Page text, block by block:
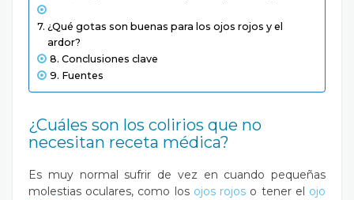
¿Qué gotas son buenas para los ojos rojos y el
ardor?
Conclusiones clave
Fuentes
¿Cuáles son los colirios que no
necesitan receta médica?
Es muy normal sufrir de vez en cuando pequeñas
molestias oculares, como los ojos rojos o tener el ojo